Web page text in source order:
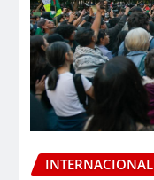
INTERNACIONAL